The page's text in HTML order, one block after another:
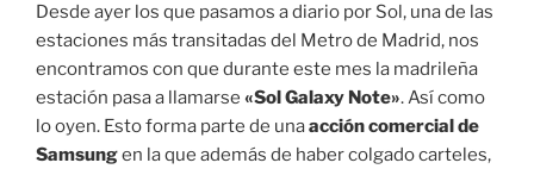
Desde ayer los que pasamos a diario por Sol, una de las
estaciones más transitadas del Metro de Madrid, nos
encontramos con que durante este mes la madrileña
estación pasa a llamarse «Sol Galaxy Note». Así como
lo oyen. Esto forma parte de unaacción comercial de
Samsungen la que además de haber colgado carteles,